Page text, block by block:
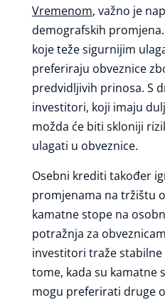
Vremenom, važno je
demografskih
koje teže sigurnijim
preferiraju obveznice
predvidljivih prinosa. S
investitori, koji imaju
možda će biti skloniji
ulagati u obveznice.
Osebni krediti također
promjenama na tržištu
kamatne stope na
potražnja za
investitori traže
tome, kada su kamatne
mogu preferirati druge